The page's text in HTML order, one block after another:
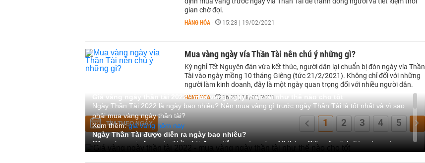
gian chờ đợi.
HÀNG HÓA - 15:28 | 19/02/2021
Mua vàng ngày vía Thần Tài nên chú ý những gì?
Kỳ nghỉ Tết Nguyên đán vừa kết thúc, người dân lại chuẩn bị đón ngày vía Thần
Tài vào ngày mồng 10 tháng Giêng (tức 21/2/2021). Không chỉ đối với những
người làm kinh doanh, đây là một ngày quan trọng đối với nhiều người dân.
HÀNG HÓA - 16:20 | 18/02/2021
TÌM THEO NGÀY 1 2 3 4 5
Giá vàng ngày thần tài 2022 - mua vàng ngày thần tài như thế nào cho tốt
Ngày Thần Tài 2022 là ngày bao nhiêu? Nên mua vàng gì trước ngày Thần Tài là tốt nhất và vì sao
phải mua vàng ngày thần tài?
Xem thêm:giá vàng hôm nay
Ngày Thần Tài được diễn ra ngày bao nhiêu?
Cũng như mọi năm ngày Thần Tài được diễn ra vào mùng 10 tháng Giêng âm lịch (tức vào ngày
10/02/2022 dương lịch) đây được coi là một ngày tượng trưng cho tiền bạc, tài lộc. Đặc biệt trong lĩnh